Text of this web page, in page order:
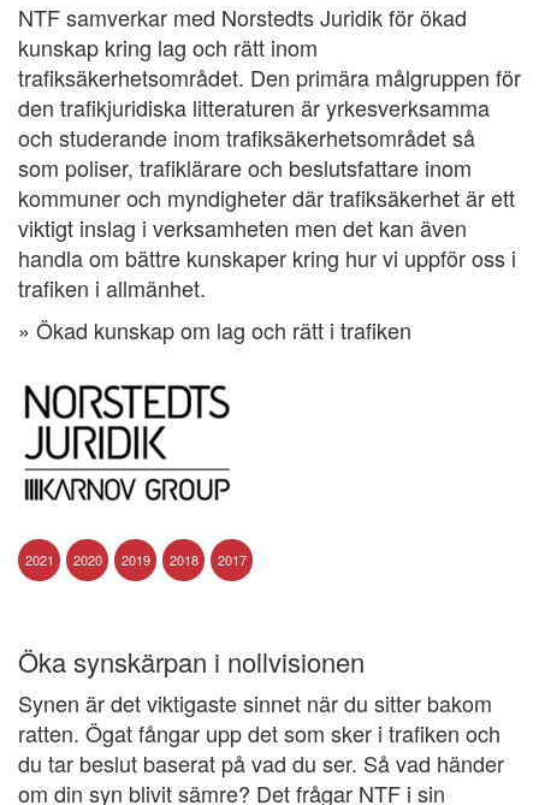
NTF samverkar med Norstedts Juridik för ökad
kunskap kring lag och rätt inom
trafiksäkerhetsområdet. Den primära målgruppen för
den trafikjuridiska litteraturen är yrkesverksamma
och studerande inom trafiksäkerhetsområdet så
som poliser, trafiklärare och beslutsfattare inom
kommuner och myndigheter där trafiksäkerhet är ett
viktigt inslag i verksamheten men det kan även
handla om bättre kunskaper kring hur vi uppför oss i
trafiken i allmänhet.
» Ökad kunskap om lag och rätt i trafiken
2021 2020 2019 2018 2017
Öka synskärpan i nollvisionen
Synen är det viktigaste sinnet när du sitter bakom
ratten. Ögat fångar upp det som sker i trafiken och
du tar beslut baserat på vad du ser. Så vad händer
om din syn blivit sämre? Det frågar NTF i sin